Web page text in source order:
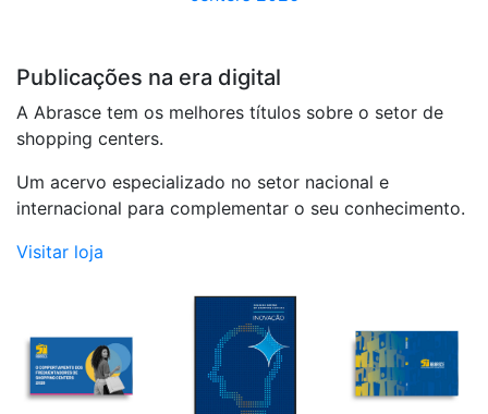
Publicações na era digital
A Abrasce tem os melhores títulos sobre o setor de
shopping centers.
Um acervo especializado no setor nacional e
internacional para complementar o seu conhecimento.
Visitar loja